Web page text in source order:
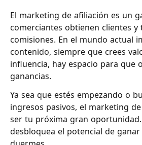
El marketing de afiliación es un
comerciantes obtienen clientes y
comisiones. En el mundo actual
contenido, siempre que crees
influencia, hay espacio para que
ganancias.
Ya sea que estés empezando o
ingresos pasivos, el marketing
ser tu próxima gran
desbloquea el potencial de